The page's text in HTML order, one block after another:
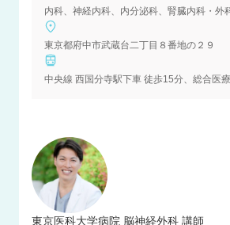
東京都府中市武蔵台二丁目８番地の２９
東京医科大学病院 脳神経外科 講師